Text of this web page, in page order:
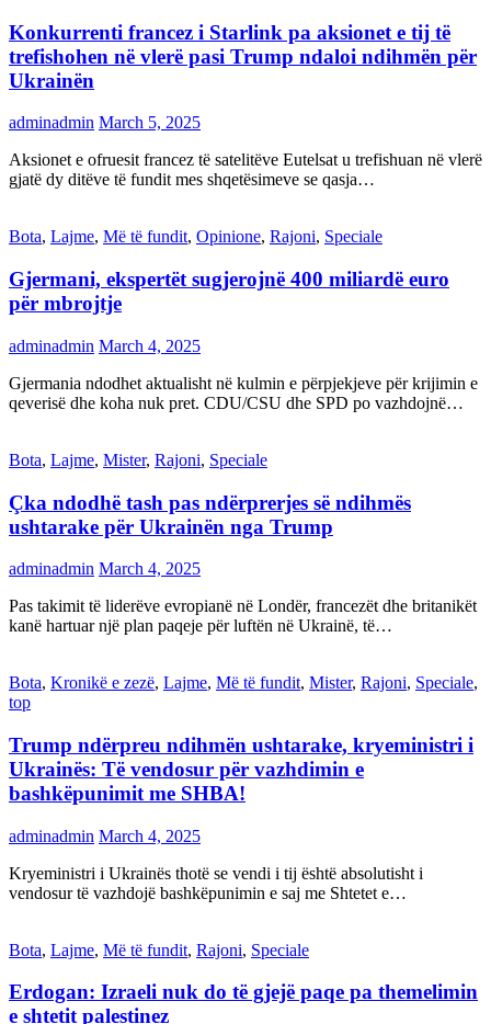
Konkurrenti francez i Starlink pa aksionet e tij të
trefishohen në vlerë pasi Trump ndaloi ndihmën për
Ukrainën
adminadmin March 5, 2025
Aksionet e ofruesit francez të satelitëve Eutelsat u trefishuan në vlerë
gjatë dy ditëve të fundit mes shqetësimeve se qasja…
Bota, Lajme, Më të fundit, Opinione, Rajoni, Speciale
Gjermani, ekspertët sugjerojnë 400 miliardë euro
për mbrojtje
adminadmin March 4, 2025
Gjermania ndodhet aktualisht në kulmin e përpjekjeve për krijimin e
qeverisë dhe koha nuk pret. CDU/CSU dhe SPD po vazhdojnë…
Bota, Lajme, Mister, Rajoni, Speciale
Çka ndodhë tash pas ndërprerjes së ndihmës
ushtarake për Ukrainën nga Trump
adminadmin March 4, 2025
Pas takimit të liderëve evropianë në Londër, francezët dhe britanikët
kanë hartuar një plan paqeje për luftën në Ukrainë, të…
Bota, Kronikë e zezë, Lajme, Më të fundit, Mister, Rajoni, Speciale,
top
Trump ndërpreu ndihmën ushtarake, kryeministri i
Ukrainës: Të vendosur për vazhdimin e
bashkëpunimit me SHBA!
adminadmin March 4, 2025
Kryeministri i Ukrainës thotë se vendi i tij është absolutisht i
vendosur të vazhdojë bashkëpunimin e saj me Shtetet e…
Bota, Lajme, Më të fundit, Rajoni, Speciale
Erdogan: Izraeli nuk do të gjejë paqe pa themelimin
e shtetit palestinez